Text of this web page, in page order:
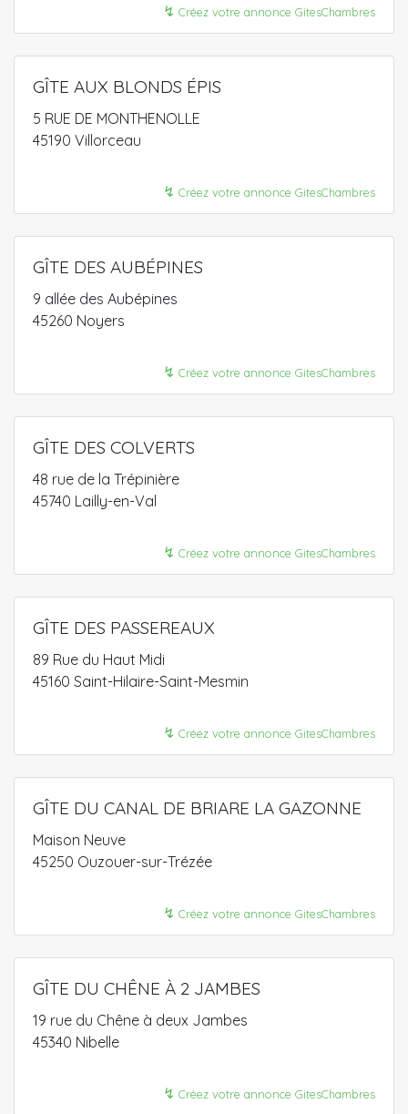
↯ Créez votre annonce GitesChambres
GÎTE AUX BLONDS ÉPIS
5 RUE DE MONTHENOLLE
45190 Villorceau
↯ Créez votre annonce GitesChambres
GÎTE DES AUBÉPINES
9 allée des Aubépines
45260 Noyers
↯ Créez votre annonce GitesChambres
GÎTE DES COLVERTS
48 rue de la Trépinière
45740 Lailly-en-Val
↯ Créez votre annonce GitesChambres
GÎTE DES PASSEREAUX
89 Rue du Haut Midi
45160 Saint-Hilaire-Saint-Mesmin
↯ Créez votre annonce GitesChambres
GÎTE DU CANAL DE BRIARE LA GAZONNE
Maison Neuve
45250 Ouzouer-sur-Trézée
↯ Créez votre annonce GitesChambres
GÎTE DU CHÊNE À 2 JAMBES
19 rue du Chêne à deux Jambes
45340 Nibelle
↯ Créez votre annonce GitesChambres